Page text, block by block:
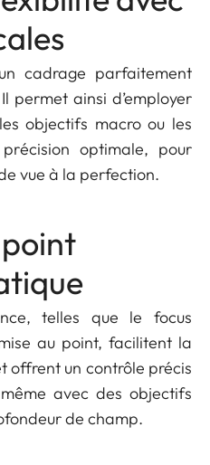
cadrage parfaitement
permet ainsi d’employer
objectifs macro ou les
optimale, pour
vue à la perfection.
telles que le focus
au point, facilitent la
offrent un contrôle précis
avec des objectifs
de champ.